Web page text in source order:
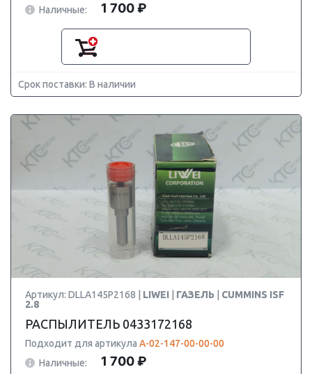
Наличные:
1 700 ₽
Срок поставки: В наличии
Артикул: DLLA145P2168 | LIWEI ГАЗЕЛЬ
CUMMINS ISF
2.8
РАСПЫЛИТЕЛЬ 0433172168
Подходит для артикула А-02-147-00-00-00
Наличные:
1 700 ₽